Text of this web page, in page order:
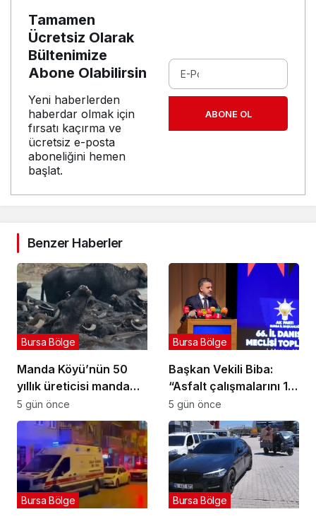
Tamamen
Ücretsiz Olarak
Bültenimize
Abone Olabilirsin
Yeni haberlerden
haberdar olmak için
fırsatı kaçırma ve
ücretsiz e-posta
aboneliğini hemen
başlat.
ABONE OL
Benzer Haberler
Manda Köyü’nün 50
yıllık üreticisi manda
sucuğu ve yoğurduyla
fark oluşturdu
Bursa Bölge
5 gün önce
Başkan Vekili Biba:
“Asfalt çalışmalarını 12
kat artırdık”
Bursa Bölge
5 gün önce
Bursa Bölge Bursa Bölge